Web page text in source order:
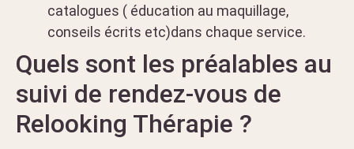
catalogues ( éducation au maquillage,
conseils écrits etc)dans chaque service.
Quels sont les préalables au
suivi de rendez-vous de
Relooking Thérapie ?